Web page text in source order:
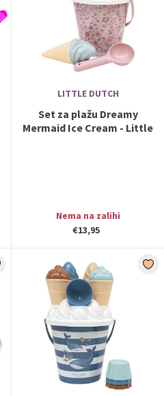
LITTLE DUTCH
Set za plažu Dreamy
Mermaid Ice Cream - Little
Nema na zalihi
€13,95